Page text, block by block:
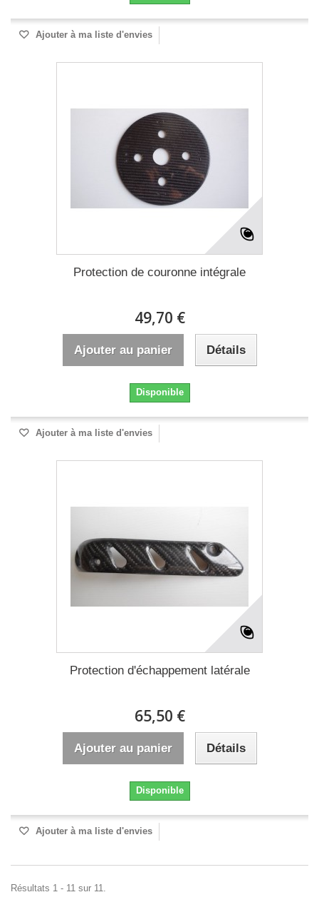
Ajouter à ma liste d'envies
Protection de couronne intégrale
49,70 €
Ajouter au panier Détails
Disponible
Ajouter à ma liste d'envies
Protection d'échappement latérale
65,50 €
Ajouter au panier Détails
Disponible
Ajouter à ma liste d'envies
Résultats 1 - 11 sur 11.